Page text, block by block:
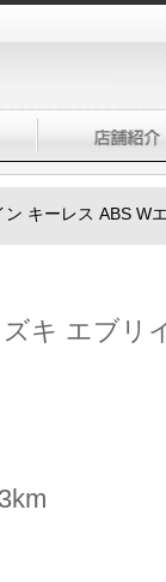
キーレス ABS W
キ エブリ